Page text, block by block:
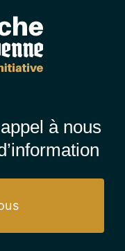
à nous